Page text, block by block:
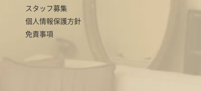
スタッフ募集
個人情報保護方針
免責事項